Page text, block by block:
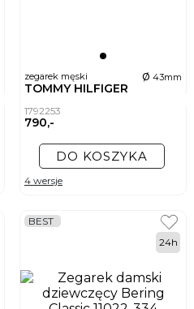
zegarek męski ø 43mm
TOMMY HILFIGER
1792253
790,-
DO KOSZYKA
4 wersje
BEST
24h